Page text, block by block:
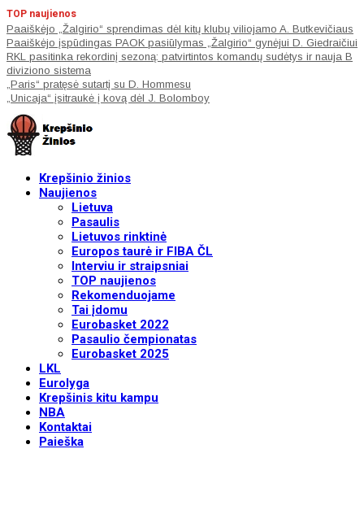
TOP naujienos
Paaiškėjo „Žalgirio“ sprendimas dėl kitų klubų viliojamo A. Butkevičiaus
Paaiškėjo įspūdingas PAOK pasiūlymas „Žalgirio“ gynėjui D. Giedraičiui
RKL pasitinka rekordinį sezoną: patvirtintos komandų sudėtys ir nauja B
diviziono sistema
„Paris“ pratęsė sutartį su D. Hommesu
„Unicaja“ įsitraukė į kovą dėl J. Bolomboy
Krepšinio žinios
Naujienos
Lietuva
Pasaulis
Lietuvos rinktinė
Europos taurė ir FIBA ČL
Interviu ir straipsniai
TOP naujienos
Rekomenduojame
Tai įdomu
Eurobasket 2022
Pasaulio čempionatas
Eurobasket 2025
LKL
Eurolyga
Krepšinis kitu kampu
NBA
Kontaktai
Paieška